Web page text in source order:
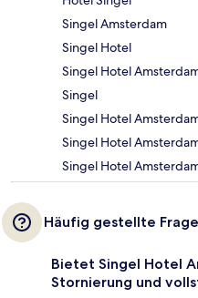
Singel Amsterdam
Singel Hotel
Singel Hotel
Singel
Singel Hotel
Singel Hotel
Singel Hotel
Häufig gestellte
Bietet Singel Hotel
Stornierung und